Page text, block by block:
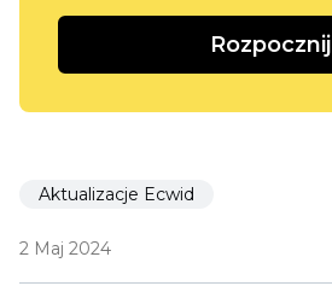
Rozpocznij
Aktualizacje Ecwid
2 Maj 2024